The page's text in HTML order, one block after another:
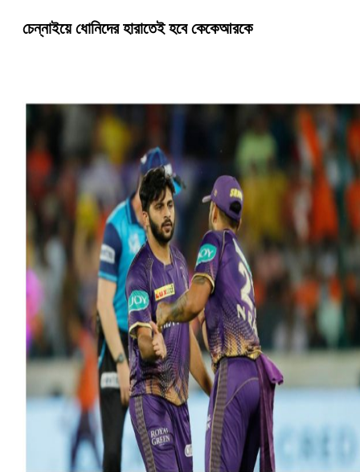
চেন্নাইয়ে ধোনিদের হারাতেই হবে কেকেআরকে